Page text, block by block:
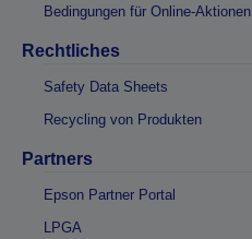
Bedingungen für Online-Aktionen
Rechtliches
Safety Data Sheets
Recycling von Produkten
Partners
Epson Partner Portal
LPGA